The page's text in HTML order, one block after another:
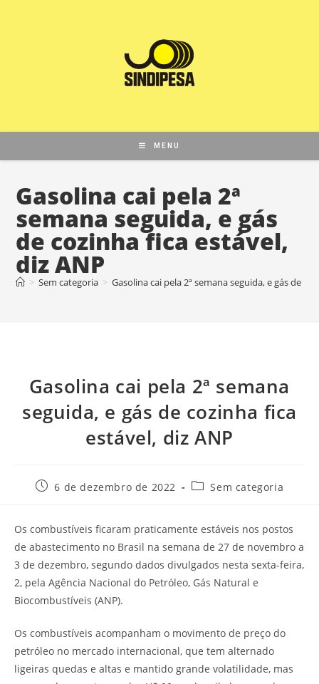
MENU
Gasolina cai pela 2ª
semana seguida, e gás
de cozinha fica estável,
diz ANP
> Sem categoria > Gasolina cai pela 2ª semana seguida, e gás de
Gasolina cai pela 2ª semana
seguida, e gás de cozinha fica
estável, diz ANP
6 de dezembro de 2022 Sem categoria
Os combustíveis ficaram praticamente estáveis nos postos
de abastecimento no Brasil na semana de 27 de novembro a
3 de dezembro, segundo dados divulgados nesta sexta-feira,
2, pela Agência Nacional do Petróleo, Gás Natural e
Biocombustíveis (ANP).
Os combustíveis acompanham o movimento de preço do
petróleo no mercado internacional, que tem alternado
ligeiras quedas e altas e mantido grande volatilidade, mas